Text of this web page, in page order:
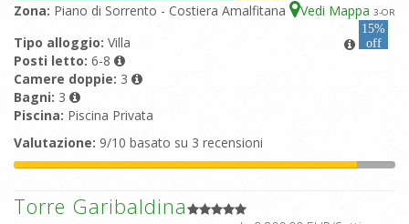
Zona: Piano di Sorrento - Costiera Amalfitana Vedi Mappa 3-OR
15%
off
Tipo alloggio: Villa
Posti letto: 6-8
Camere doppie: 3
Bagni: 3
Piscina: Piscina Privata
Valutazione: 9/10 basato su 3 recensioni
Torre Garibaldina